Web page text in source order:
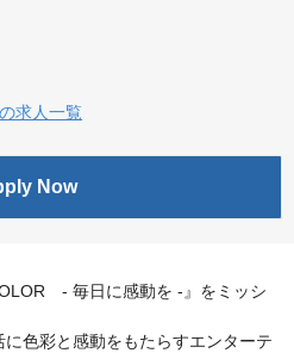
求人一覧
Now
- 毎日に感動を -』をミッシ
色彩と感動をもたらすエンターテ